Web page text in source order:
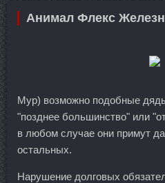
Анимал Флекс
Мур) возможно подобные
"позднее большинство" или
в любом случае они примут
остальных.
Нарушение долговых